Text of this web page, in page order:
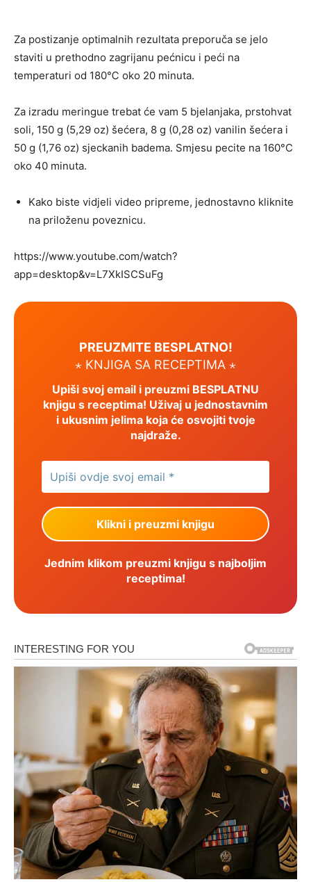
Za postizanje optimalnih rezultata preporuča se jelo
staviti u prethodno zagrijanu pećnicu i peći na
temperaturi od 180℃ oko 20 minuta.
Za izradu meringue trebat će vam 5 bjelanjaka, prstohvat
soli, 150 g (5,29 oz) šećera, 8 g (0,28 oz) vanilin šećera i
50 g (1,76 oz) sjeckanih badema. Smjesu pecite na 160°C
oko 40 minuta.
Kako biste vidjeli video pripreme, jednostavno kliknite
na priloženu poveznicu.
https://www.youtube.com/watch?
app=desktop&v=L7XkISCSuFg
PREUZMITE BESPLATNO!
⋆ KNJIGA SA RECEPTIMA ⋆
Upiši svoj email i preuzmi BESPLATNU
knjigu s receptima! Uživaj u jednostavnim
i ukusnim jelima koja će osvojiti tvoje
najdraže.
Jednim klikom preuzmi knjigu s najboljim
receptima!